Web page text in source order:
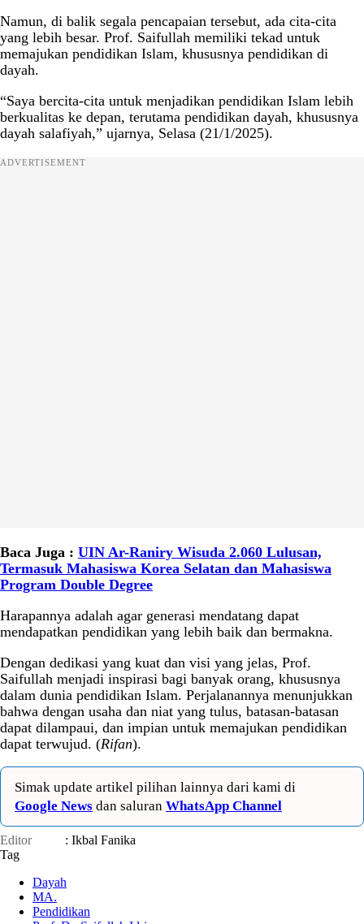
Namun, di balik segala pencapaian tersebut, ada cita-cita
yang lebih besar. Prof. Saifullah memiliki tekad untuk
memajukan pendidikan Islam, khususnya pendidikan di
dayah.
“Saya bercita-cita untuk menjadikan pendidikan Islam lebih
berkualitas ke depan, terutama pendidikan dayah, khususnya
dayah salafiyah,” ujarnya, Selasa (21/1/2025).
ADVERTISEMENT
Baca Juga : UIN Ar-Raniry Wisuda 2.060 Lulusan,
Termasuk Mahasiswa Korea Selatan dan Mahasiswa
Program Double Degree
Harapannya adalah agar generasi mendatang dapat
mendapatkan pendidikan yang lebih baik dan bermakna.
Dengan dedikasi yang kuat dan visi yang jelas, Prof.
Saifullah menjadi inspirasi bagi banyak orang, khususnya
dalam dunia pendidikan Islam. Perjalanannya menunjukkan
bahwa dengan usaha dan niat yang tulus, batasan-batasan
dapat dilampaui, dan impian untuk memajukan pendidikan
dapat terwujud. (Rifan).
Simak update artikel pilihan lainnya dari kami di
Google News dan saluran WhatsApp Channel
Editor
: Ikbal Fanika
Tag
Dayah
MA.
Pendidikan